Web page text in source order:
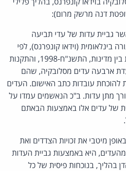
דנה מרשק מרום):
גביית עדות של עדי תביעה
בינלאומית (וידאו קונפרנס), לפי
סעיף 47 לחוק עזרה משפטית בין מדינות, התשנ"ח-1998, והתקנות
ארבעה עדים מסלובקיה, שהם
להוכחת עובדות כתב האישום. העדים
מתן עדות. ב"כ הנאשמים עמדו על
של עדים אלו באמצעות הבאתם
מיטבי את זכויות הצדדים ואת
היא באמצעות גביית העדות
בהליך, בנוכחות פיסית של כל